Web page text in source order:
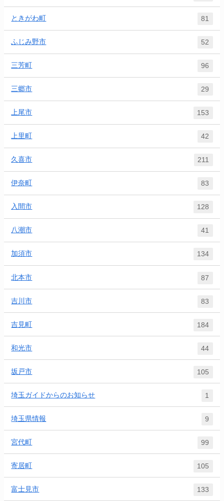
ときがわ町 81
ふじみ野市 52
三芳町 96
三郷市 29
上尾市 153
上里町 42
久喜市 211
伊奈町 83
入間市 128
八潮市 41
加須市 134
北本市 87
吉川市 83
吉見町 184
和光市 44
坂戸市 105
埼玉ガイドからのお知らせ 1
埼玉県情報 9
宮代町 99
寄居町 105
富士見市 133